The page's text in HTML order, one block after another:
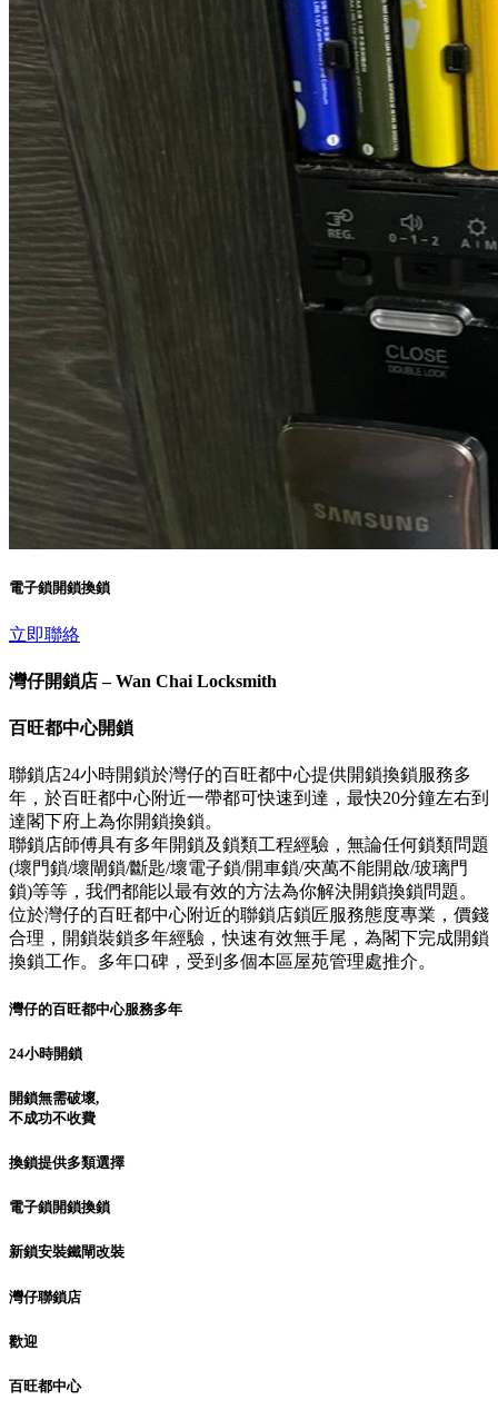
電子鎖開鎖換鎖
立即聯絡
灣仔開鎖店 – Wan Chai Locksmith
百旺都中心開鎖
聯鎖店24小時開鎖於灣仔的百旺都中心提供開鎖換鎖服務多
年，於百旺都中心附近一帶都可快速到達，最快20分鐘左右到
達閣下府上為你開鎖換鎖。
聯鎖店師傅具有多年開鎖及鎖類工程經驗，無論任何鎖類問題
(壞門鎖/壞閘鎖/斷匙/壞電子鎖/開車鎖/夾萬不能開啟/玻璃門
鎖)等等，我們都能以最有效的方法為你解決開鎖換鎖問題。
位於灣仔的百旺都中心附近的聯鎖店鎖匠服務態度專業，價錢
合理，開鎖裝鎖多年經驗，快速有效無手尾，為閣下完成開鎖
換鎖工作。多年口碑，受到多個本區屋苑管理處推介。
灣仔的百旺都中心服務多年
24小時開鎖
開鎖無需破壞,
不成功不收費
換鎖提供多類選擇
電子鎖開鎖換鎖
新鎖安裝鐵閘改裝
灣仔聯鎖店
歡迎
百旺都中心